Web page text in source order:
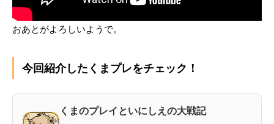
おあとがよろしいようで。
今回紹介したくまプレをチェック！
くまのプレイといにしえの大戦記